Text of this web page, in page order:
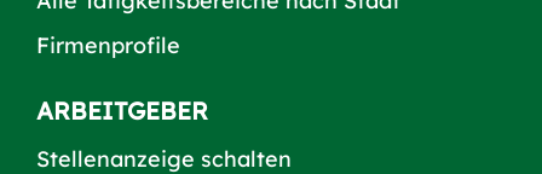
Firmenprofile
ARBEITGEBER
Stellenanzeige schalten